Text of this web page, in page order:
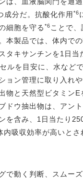
成分だ。抗酸化作用*6
細胞を守る *6 ことで
本製品では、体内で
タキサンチンを1日当
ルを目安に、水など
ョン管理に取り入れ
物と天然型ビタミンE
ドウ抽出物は、アン
を含み、1日当たり
内吸収効率が高いとさ
で動く判断、スムー